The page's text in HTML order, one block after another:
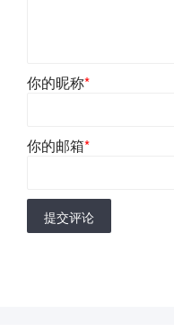
你的昵称*
你的邮箱*
提交评论